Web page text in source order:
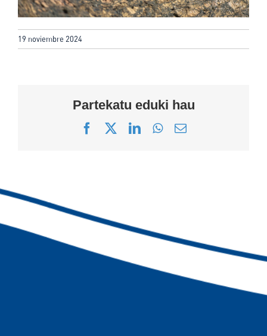
19 noviembre 2024
Partekatu eduki hau
Facebook
X LinkedInWhatsApp
Correo